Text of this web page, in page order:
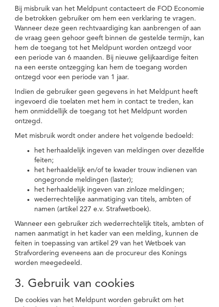
Bij misbruik van het Meldpunt contacteert de FOD Economie
de betrokken gebruiker om hem een verklaring te vragen.
Wanneer deze geen rechtvaardiging kan aanbrengen of aan
de vraag geen gehoor geeft binnen de gestelde termijn, kan
hem de toegang tot het Meldpunt worden ontzegd voor
een periode van 6 maanden. Bij nieuwe gelijkaardige feiten
na een eerste ontzegging kan hem de toegang worden
ontzegd voor een periode van 1 jaar.
Indien de gebruiker geen gegevens in het Meldpunt heeft
ingevoerd die toelaten met hem in contact te treden, kan
hem onmiddellijk de toegang tot het Meldpunt worden
ontzegd.
Met misbruik wordt onder andere het volgende bedoeld:
het herhaaldelijk ingeven van meldingen over dezelfde
feiten;
het herhaaldelijk en/of te kwader trouw indienen van
ongegronde meldingen (laster);
het herhaaldelijk ingeven van zinloze meldingen;
wederrechtelijke aanmatiging van titels, ambten of
namen (artikel 227 e.v. Strafwetboek).
Wanneer een gebruiker zich wederrechtelijk titels, ambten of
namen aanmatigt in het kader van een melding, kunnen de
feiten in toepassing van artikel 29 van het Wetboek van
Strafvordering eveneens aan de procureur des Konings
worden meegedeeld.
3. Gebruik van cookies
De cookies van het Meldpunt worden gebruikt om het